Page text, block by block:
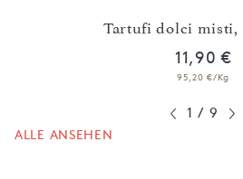
Tartufi dolci misti,
11,90 €
95,20 €/Kg
1 / 9
ALLE ANSEHEN